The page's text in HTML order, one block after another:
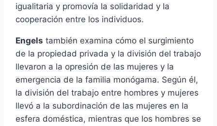
igualitaria y promovía la solidaridad y la
cooperación entre los individuos.
Engels también examina cómo el surgimiento
de la propiedad privada y la división del trabajo
llevaron a la opresión de las mujeres y la
emergencia de la familia monógama. Según él,
la división del trabajo entre hombres y mujeres
llevó a la subordinación de las mujeres en la
esfera doméstica, mientras que los hombres se